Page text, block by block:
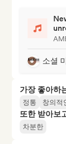
소셜
가장 좋아하
정통 창의적
또한 받아보
차분한